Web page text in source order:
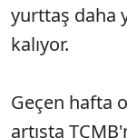
yurttaş daha
kalıyor.
Geçen hafta
artışta